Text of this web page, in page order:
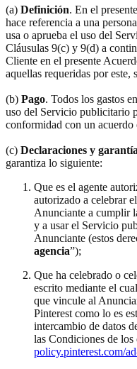
(a) Definición. En el
hace referencia a una
usa o aprueba el uso del
Cláusulas 9(c) y 9(d) a
Cliente en el presente
aquellas requeridas por este,
(b) Pago. Todos los gastos
uso del Servicio publicitario
conformidad con un
(c) Declaraciones y
garantiza lo siguiente:
Que es el agente
autorizado a celebrar
Anunciante a cumplir
y a usar el Servicio
Anunciante (estos
agencia”);
Que ha celebrado o
escrito mediante el
que vincule al
Pinterest como lo es
intercambio de datos
las Condiciones de los
policy.pinterest.com/